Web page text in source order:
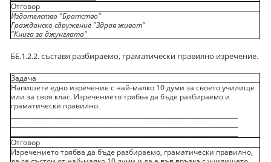
Отговор
Издателство "Братство"
Гражданско сдружение "Здрав живот"
"Книга за джунглата"
БЕ.1.2.2. съставя разбираемо, граматически правилно изречение.
Задача
Напишете едно изречение с най-малко 10 думи за своето училище
или за своя клас. Изречението трябва да бъде разбираемо и
граматически правилно.
Отговор
Изречението трябва да бъде разбираемо, граматически правилно,